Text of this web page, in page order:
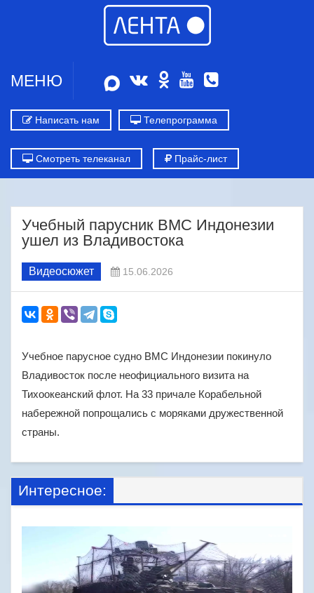
МЕНЮ
Написать нам Телепрограмма
Смотреть телеканал Прайс-лист
Учебный парусник ВМС Индонезии
ушел из Владивостока
Видеосюжет 15.06.2026
Учебное парусное судно ВМС Индонезии покинуло
Владивосток после неофициального визита на
Тихоокеанский флот. На 33 причале Корабельной
набережной попрощались с моряками дружественной
страны.
Интересное: